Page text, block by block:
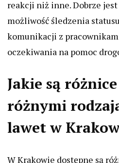
reakcji niż inne. Dobrze
możliwość śledzenia
komunikacji z
oczekiwania na pomoc
Jakie są
różnymi
lawet w
W Krakowie dostępne są